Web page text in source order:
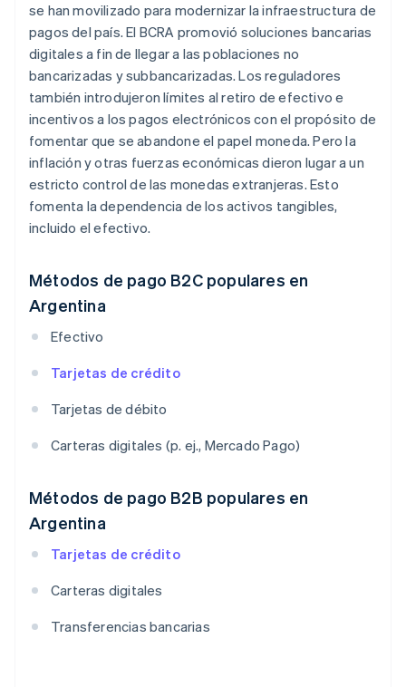
se han movilizado para modernizar la infraestructura de
pagos del país. El BCRA promovió soluciones bancarias
digitales a fin de llegar a las poblaciones no
bancarizadas y subbancarizadas. Los reguladores
también introdujeron límites al retiro de efectivo e
incentivos a los pagos electrónicos con el propósito de
fomentar que se abandone el papel moneda. Pero la
inflación y otras fuerzas económicas dieron lugar a un
estricto control de las monedas extranjeras. Esto
fomenta la dependencia de los activos tangibles,
incluido el efectivo.
Métodos de pago B2C populares en
Argentina
Efectivo
Tarjetas de crédito
Tarjetas de débito
Carteras digitales (p. ej., Mercado Pago)
Métodos de pago B2B populares en
Argentina
Tarjetas de crédito
Carteras digitales
Transferencias bancarias